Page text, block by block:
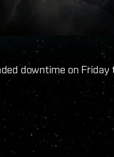
downtime on Friday